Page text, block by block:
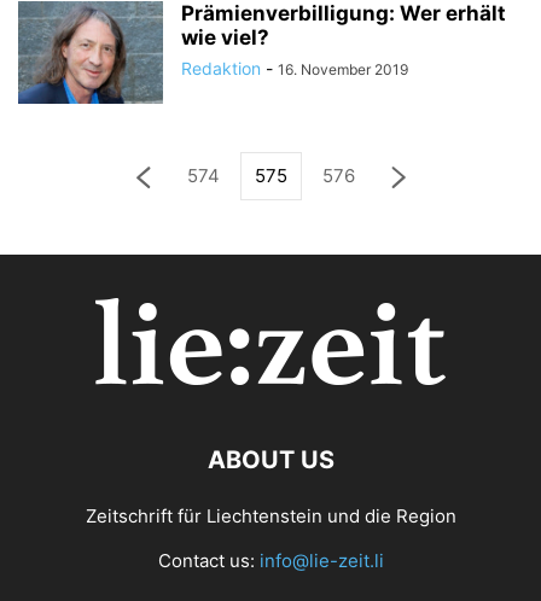
Prämienverbilligung: Wer erhält
wie viel?
Redaktion - 16. November 2019
574 575 576
ABOUT US
Zeitschrift für Liechtenstein und die Region
Contact us: info@lie-zeit.li